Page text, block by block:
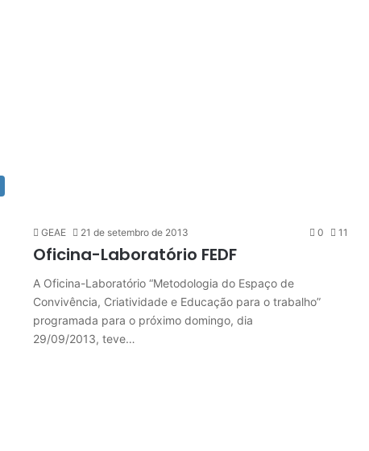
GEAE 21 de setembro de 2013 0 11
Oficina-Laboratório FEDF
A Oficina-Laboratório “Metodologia do Espaço de
Convivência, Criatividade e Educação para o trabalho”
programada para o próximo domingo, dia
29/09/2013, teve…